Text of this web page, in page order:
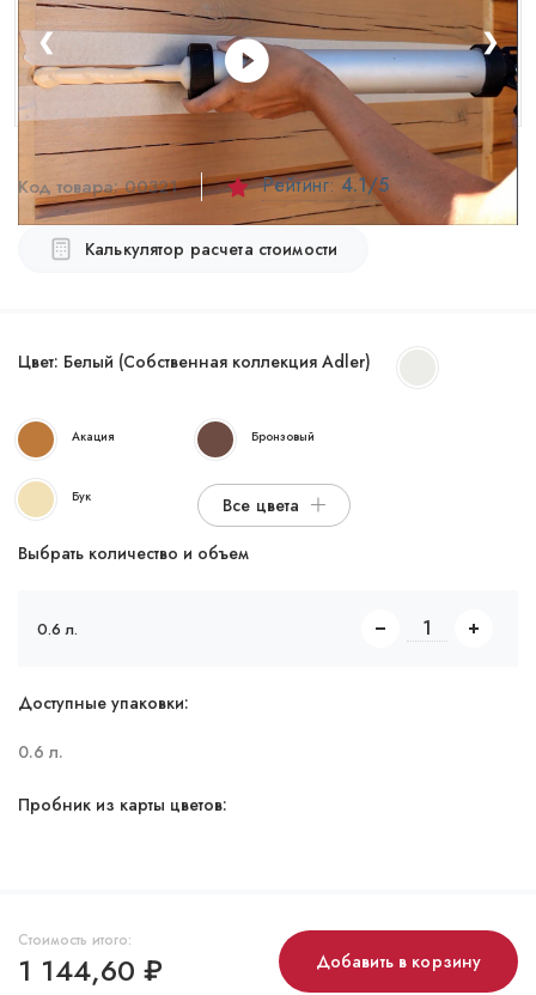
❮ ❯
Код товара:00321 Рейтинг:4.1/5
Калькулятор расчета стоимости
Цвет: Белый (Собственная коллекция Adler)
Акация Бронзовый
Бук
Все цвета
Выбрать количество и объем
0.6 л.
Доступные упаковки:
0.6 л.
Пробник из карты цветов:
Стоимость итого:
1 144,60 ₽ Добавить в корзину